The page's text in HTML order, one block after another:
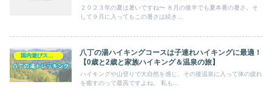
２０２３年の夏は暑いですね〜 ８月の後半でも夏本番の暑さ。そ
して９月に入ってもこの暑さは続き...
国内遊びスポット
八丁の湯ハイキングコースは子連れハイキングに最適！
【0歳と2歳と家族ハイキング＆温泉の旅】
ハイキングや山登りで大自然を感じ、その後温泉に入って体の疲れ
を癒すのって最高ですよね。 私も...